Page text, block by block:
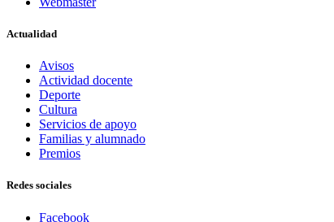
Actualidad
Avisos
Actividad docente
Deporte
Cultura
Servicios de apoyo
Familias y alumnado
Premios
Redes sociales
Facebook